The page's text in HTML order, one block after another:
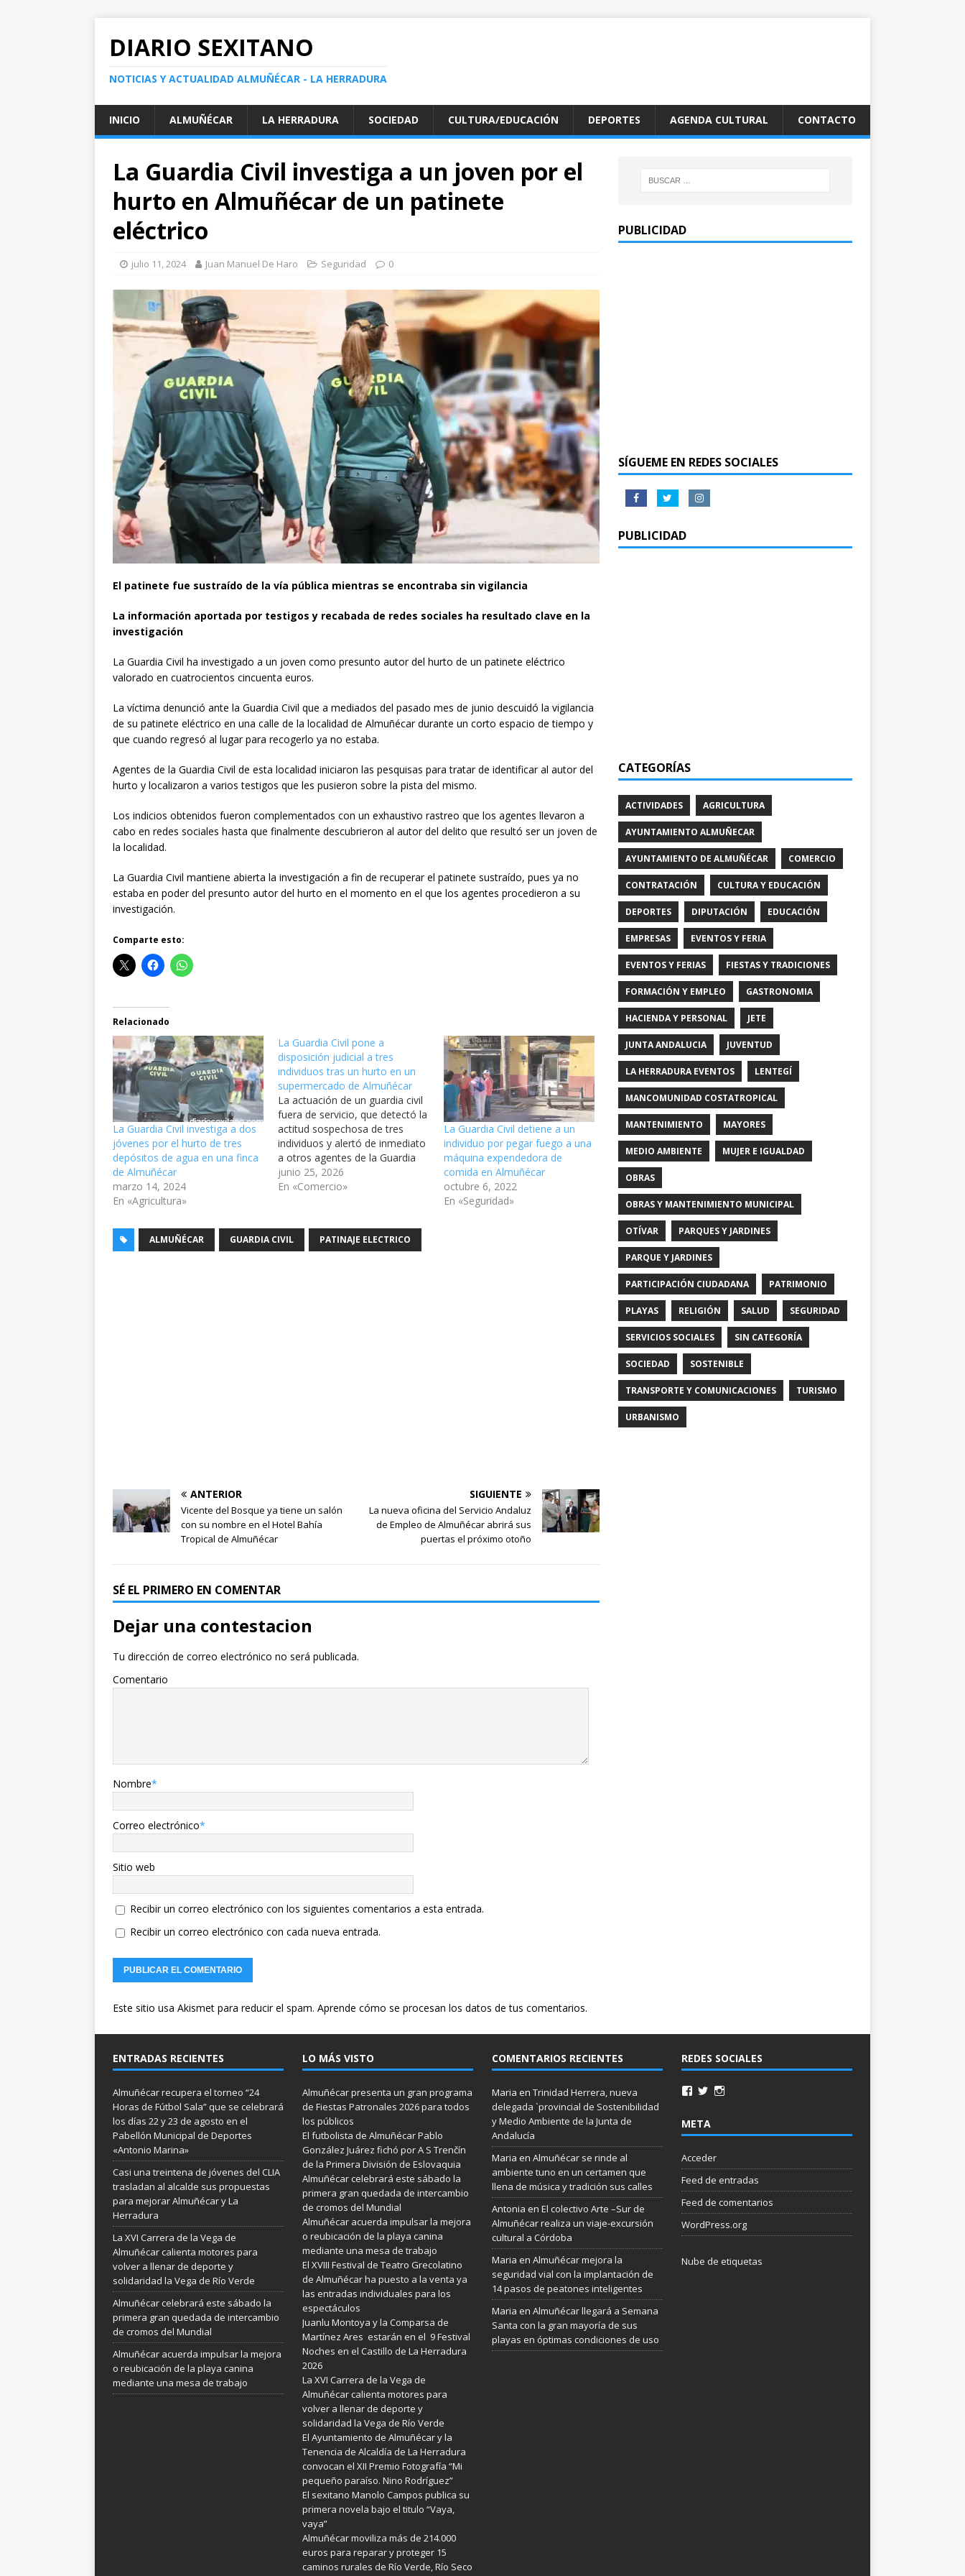
DIARIO SEXITANO
NOTICIAS Y ACTUALIDAD ALMUÑÉCAR - LA HERRADURA
INICIO ALMUÑÉCAR LA HERRADURA SOCIEDAD CULTURA/EDUCACIÓN DEPORTES AGENDA CULTURAL CONTACTO
La Guardia Civil investiga a un joven por el
hurto en Almuñécar de un patinete
eléctrico
julio 11, 2024 Juan Manuel De Haro Seguridad 0
El patinete fue sustraído de la vía pública mientras se encontraba sin vigilancia
La información aportada por testigos y recabada de redes sociales ha resultado clave en la
investigación
La Guardia Civil ha investigado a un joven como presunto autor del hurto de un patinete eléctrico
valorado en cuatrocientos cincuenta euros.
La víctima denunció ante la Guardia Civil que a mediados del pasado mes de junio descuidó la vigilancia
de su patinete eléctrico en una calle de la localidad de Almuñécar durante un corto espacio de tiempo y
que cuando regresó al lugar para recogerlo ya no estaba.
Agentes de la Guardia Civil de esta localidad iniciaron las pesquisas para tratar de identificar al autor del
hurto y localizaron a varios testigos que les pusieron sobre la pista del mismo.
Los indicios obtenidos fueron complementados con un exhaustivo rastreo que los agentes llevaron a
cabo en redes sociales hasta que finalmente descubrieron al autor del delito que resultó ser un joven de
la localidad.
La Guardia Civil mantiene abierta la investigación a fin de recuperar el patinete sustraído, pues ya no
estaba en poder del presunto autor del hurto en el momento en el que los agentes procedieron a su
investigación.
Comparte esto:
Relacionado
La Guardia Civil investiga a dos
jóvenes por el hurto de tres
depósitos de agua en una finca
de Almuñécar
marzo 14, 2024
En «Agricultura»
La Guardia Civil pone a
disposición judicial a tres
individuos tras un hurto en un
supermercado de Almuñécar
La actuación de un guardia civil
fuera de servicio, que detectó la
actitud sospechosa de tres
individuos y alertó de inmediato
a otros agentes de la Guardia
Civil de Almuñécar, permitió la
recuperación de un monedero
disposición judicial a tres…
junio 25, 2026
En «Comercio»
La Guardia Civil detiene a un
individuo por pegar fuego a una
máquina expendedora de
comida en Almuñécar
octubre 6, 2022
En «Seguridad»
ALMUÑÉCAR GUARDIA CIVIL PATINAJE ELECTRICO
ANTERIOR
Vicente del Bosque ya tiene un salón
con su nombre en el Hotel Bahía
Tropical de Almuñécar
SIGUIENTE
La nueva oficina del Servicio Andaluz
de Empleo de Almuñécar abrirá sus
puertas el próximo otoño
SÉ EL PRIMERO EN COMENTAR
Dejar una contestacion
Tu dirección de correo electrónico no será publicada.
Comentario
Nombre*
Correo electrónico*
Sitio web
Recibir un correo electrónico con los siguientes comentarios a esta entrada.
Recibir un correo electrónico con cada nueva entrada.
Este sitio usa Akismet para reducir el spam. Aprende cómo se procesan los datos de tus comentarios.
PUBLICIDAD
SÍGUEME EN REDES SOCIALES
PUBLICIDAD
CATEGORÍAS
ACTIVIDADES AGRICULTURA
AYUNTAMIENTO ALMUÑECAR
AYUNTAMIENTO DE ALMUÑÉCAR COMERCIO
CONTRATACIÓN CULTURA Y EDUCACIÓN
DEPORTES DIPUTACIÓN EDUCACIÓN
EMPRESAS EVENTOS Y FERIA
EVENTOS Y FERIAS FIESTAS Y TRADICIONES
FORMACIÓN Y EMPLEO GASTRONOMIA
HACIENDA Y PERSONAL JETE
JUNTA ANDALUCIA JUVENTUD
LA HERRADURA EVENTOS LENTEGÍ
MANCOMUNIDAD COSTATROPICAL
MANTENIMIENTO MAYORES
MEDIO AMBIENTE MUJER E IGUALDAD
OBRAS
OBRAS Y MANTENIMIENTO MUNICIPAL
OTÍVAR PARQUES Y JARDINES
PARQUE Y JARDINES
PARTICIPACIÓN CIUDADANA PATRIMONIO
PLAYAS RELIGIÓN SALUD SEGURIDAD
SERVICIOS SOCIALES SIN CATEGORÍA
SOCIEDAD SOSTENIBLE
TRANSPORTE Y COMUNICACIONES TURISMO
URBANISMO
ENTRADAS RECIENTES
Almuñécar recupera el torneo “24
Horas de Fútbol Sala” que se celebrará
los días 22 y 23 de agosto en el
Pabellón Municipal de Deportes
«Antonio Marina»
Casi una treintena de jóvenes del CLIA
trasladan al alcalde sus propuestas
para mejorar Almuñécar y La
Herradura
La XVI Carrera de la Vega de
Almuñécar calienta motores para
volver a llenar de deporte y
solidaridad la Vega de Río Verde
Almuñécar celebrará este sábado la
primera gran quedada de intercambio
de cromos del Mundial
Almuñécar acuerda impulsar la mejora
o reubicación de la playa canina
mediante una mesa de trabajo
LO MÁS VISTO
Almuñécar presenta un gran programa
de Fiestas Patronales 2026 para todos
los públicos
El futbolista de Almuñécar Pablo
González Juárez fichó por A S Trenčín
de la Primera División de Eslovaquia
Almuñécar celebrará este sábado la
primera gran quedada de intercambio
de cromos del Mundial
Almuñécar acuerda impulsar la mejora
o reubicación de la playa canina
mediante una mesa de trabajo
El XVIII Festival de Teatro Grecolatino
de Almuñécar ha puesto a la venta ya
las entradas individuales para los
espectáculos
Juanlu Montoya y la Comparsa de
Martínez Ares estarán en el 9 Festival
Noches en el Castillo de La Herradura
2026
La XVI Carrera de la Vega de
Almuñécar calienta motores para
volver a llenar de deporte y
solidaridad la Vega de Río Verde
El Ayuntamiento de Almuñécar y la
Tenencia de Alcaldía de La Herradura
convocan el XII Premio Fotografía “Mi
pequeño paraíso. Nino Rodríguez”
El sexitano Manolo Campos publica su
primera novela bajo el titulo “Vaya,
vaya”
Almuñécar moviliza más de 214.000
euros para reparar y proteger 15
caminos rurales de Río Verde, Río Seco
COMENTARIOS RECIENTES
Maria en Trinidad Herrera, nueva
delegada `provincial de Sostenibilidad
y Medio Ambiente de la Junta de
Andalucía
Maria en Almuñécar se rinde al
ambiente tuno en un certamen que
llena de música y tradición sus calles
Antonia en El colectivo Arte –Sur de
Almuñécar realiza un viaje-excursión
cultural a Córdoba
Maria en Almuñécar mejora la
seguridad vial con la implantación de
14 pasos de peatones inteligentes
Maria en Almuñécar llegará a Semana
Santa con la gran mayoría de sus
playas en óptimas condiciones de uso
REDES SOCIALES
META
Acceder
Feed de entradas
Feed de comentarios
WordPress.org
Nube de etiquetas